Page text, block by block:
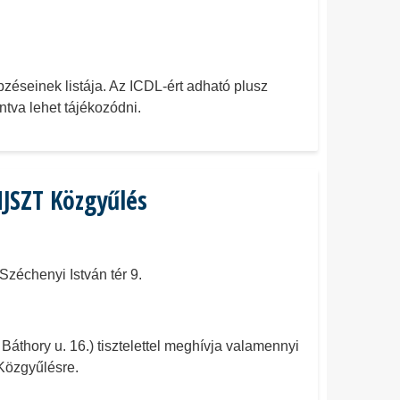
listája. Az ICDL-ért adható plusz
lehet tájékozódni.
Közgyűlés
István tér 9.
u. 16.) tisztelettel meghívja valamennyi